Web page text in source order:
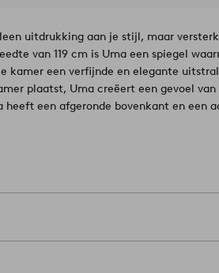
uitdrukking aan je stijl, maar
van 119 cm is Uma een spiegel
een verfijnde en elegante
plaatst, Uma creëert een gevoel
heeft een afgeronde bovenkant en een
zit een metalen ophangplaatje
uit verantwoorde, gecontroleerde en